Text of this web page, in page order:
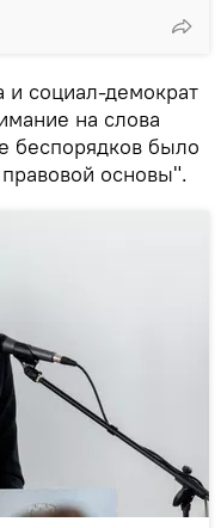
и социал-демократ
на слова
беспорядков было
основы".